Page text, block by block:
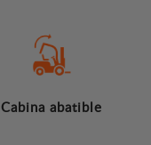
Cabina abatible